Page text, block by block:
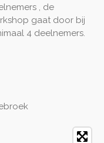
, de
gaat door bij
4 deelnemers.